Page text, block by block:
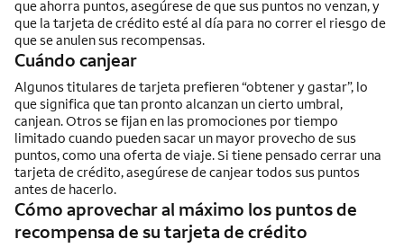
que ahorra puntos, asegúrese de que sus puntos no venzan, y
que la tarjeta de crédito esté al día para no correr el riesgo de
que se anulen sus recompensas.
Cuándo canjear
Algunos titulares de tarjeta prefieren “obtener y gastar”, lo
que significa que tan pronto alcanzan un cierto umbral,
canjean. Otros se fijan en las promociones por tiempo
limitado cuando pueden sacar un mayor provecho de sus
puntos, como una oferta de viaje. Si tiene pensado cerrar una
tarjeta de crédito, asegúrese de canjear todos sus puntos
antes de hacerlo.
Cómo aprovechar al máximo los puntos de
recompensa de su tarjeta de crédito